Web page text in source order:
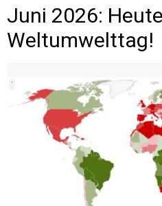
Juni 2026:
Weltumwelttag!